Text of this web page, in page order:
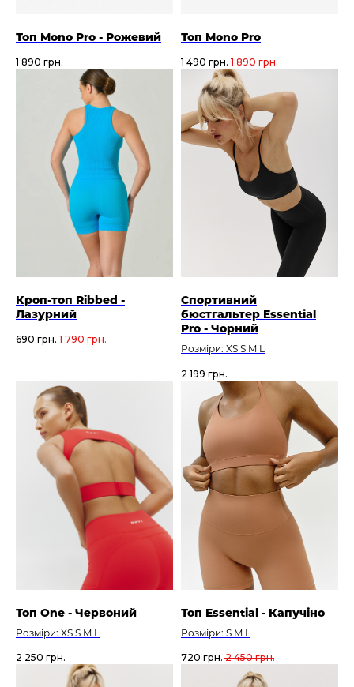
Топ Mono Pro - Рожевий
1 890 грн.
Топ Mono Pro
1 490 грн. 1 890 грн.
Кроп-топ Ribbed -
Лазурний
690 грн. 1 790 грн.
Спортивний
бюстгальтер Essential
Pro - Чорний
Розміри: XS S M L
2 199 грн.
Топ One - Червоний
Розміри: XS S M L
2 250 грн.
Топ Essential - Капучіно
Розміри: S M L
720 грн. 2 450 грн.